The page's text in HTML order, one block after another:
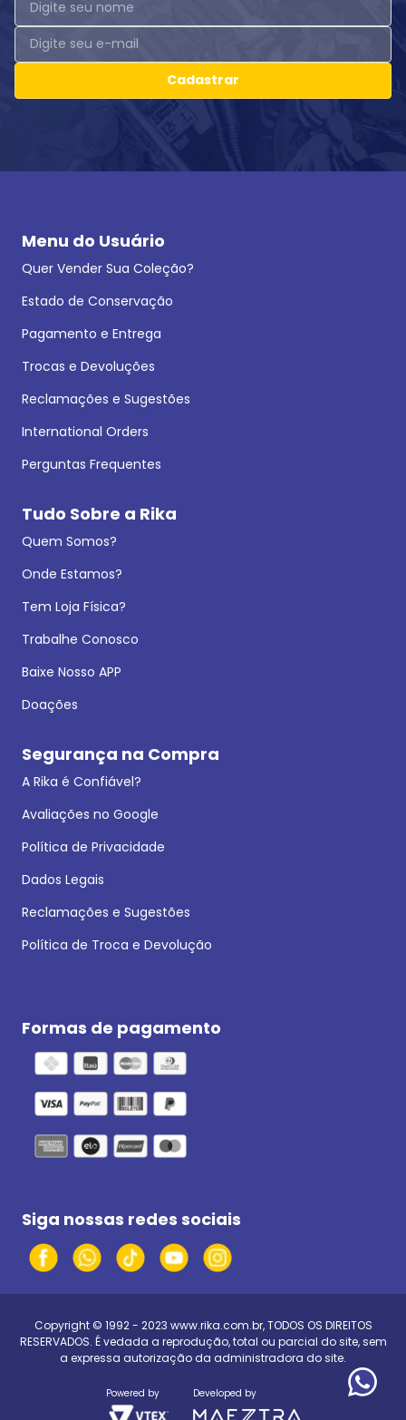
Cadastrar
Menu do Usuário
Quer Vender Sua Coleção?
Estado de Conservação
Pagamento e Entrega
Trocas e Devoluções
Reclamações e Sugestões
International Orders
Perguntas Frequentes
Tudo Sobre a Rika
Quem Somos?
Onde Estamos?
Tem Loja Física?
Trabalhe Conosco
Baixe Nosso APP
Doações
Segurança na Compra
A Rika é Confiável?
Avaliações no Google
Política de Privacidade
Dados Legais
Reclamações e Sugestões
Política de Troca e Devolução
Formas de pagamento
Siga nossas redes sociais
Copyright © 1992 - 2023 www.rika.com.br, TODOS OS DIREITOS
RESERVADOS. É vedada a reprodução, total ou parcial do site, sem
a expressa autorização da administradora do site.
Powered by Developed by